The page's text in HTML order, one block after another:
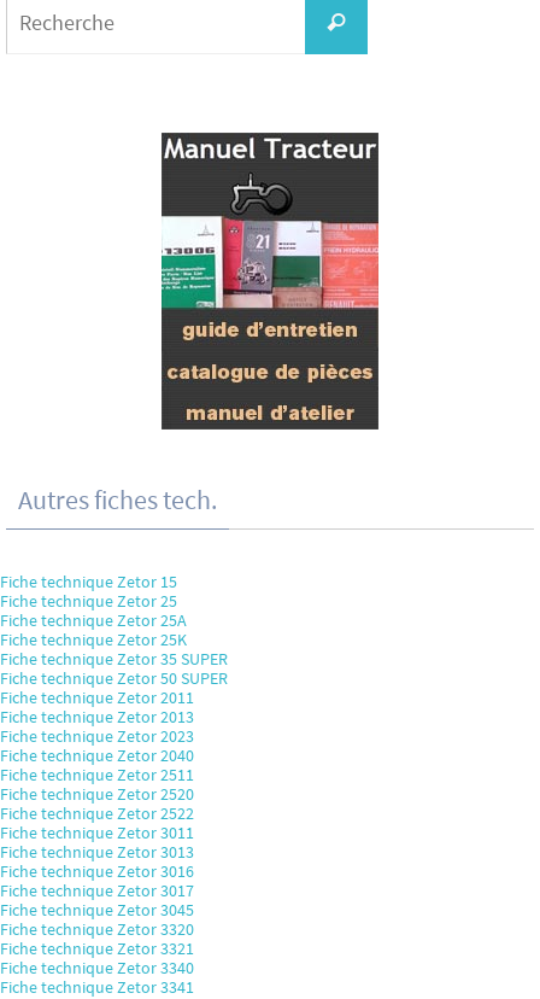
Recherche
Autres fiches tech.
Fiche technique Zetor 15
Fiche technique Zetor 25
Fiche technique Zetor 25A
Fiche technique Zetor 25K
Fiche technique Zetor 35 SUPER
Fiche technique Zetor 50 SUPER
Fiche technique Zetor 2011
Fiche technique Zetor 2013
Fiche technique Zetor 2023
Fiche technique Zetor 2040
Fiche technique Zetor 2511
Fiche technique Zetor 2520
Fiche technique Zetor 2522
Fiche technique Zetor 3011
Fiche technique Zetor 3013
Fiche technique Zetor 3016
Fiche technique Zetor 3017
Fiche technique Zetor 3045
Fiche technique Zetor 3320
Fiche technique Zetor 3321
Fiche technique Zetor 3340
Fiche technique Zetor 3341